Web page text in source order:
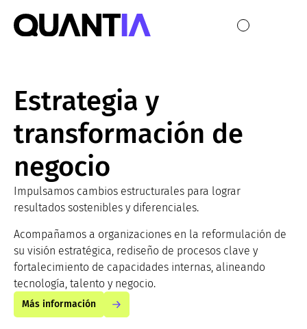
Estrategia y
transformación de
negocio
Impulsamos cambios estructurales para lograr
resultados sostenibles y diferenciales.
Acompañamos a organizaciones en la reformulación de
su visión estratégica, rediseño de procesos clave y
fortalecimiento de capacidades internas, alineando
tecnología, talento y negocio.
Más información